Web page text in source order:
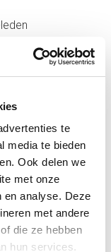
te
media te bieden
Ook delen we
met onze
en analyse. Deze
met andere
die ze hebben
hun services.
EK goud en
Jetten doen